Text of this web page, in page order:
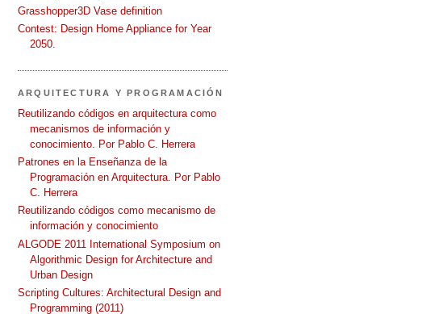
Grasshopper3D Vase definition
Contest: Design Home Appliance for Year
2050.
ARQUITECTURA Y PROGRAMACIÓN
Reutilizando códigos en arquitectura como
mecanismos de información y
conocimiento. Por Pablo C. Herrera
Patrones en la Enseñanza de la
Programación en Arquitectura. Por Pablo
C. Herrera
Reutilizando códigos como mecanismo de
información y conocimiento
ALGODE 2011 International Symposium on
Algorithmic Design for Architecture and
Urban Design
Scripting Cultures: Architectural Design and
Programming (2011)